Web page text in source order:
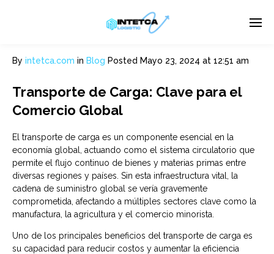
By intetca.com in Blog Posted Mayo 23, 2024 at 12:51 am
Transporte de Carga: Clave para el
Comercio Global
El transporte de carga es un componente esencial en la
economía global, actuando como el sistema circulatorio que
permite el flujo continuo de bienes y materias primas entre
diversas regiones y países. Sin esta infraestructura vital, la
cadena de suministro global se vería gravemente
comprometida, afectando a múltiples sectores clave como la
manufactura, la agricultura y el comercio minorista.
Uno de los principales beneficios del transporte de carga es
su capacidad para reducir costos y aumentar la eficiencia